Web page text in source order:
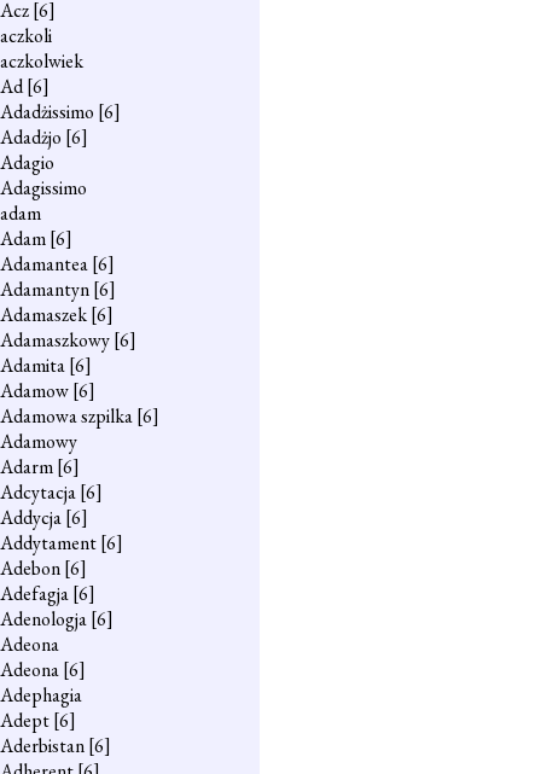
Acz[6]
aczkoli
aczkolwiek
Ad[6]
Adadżissimo [6]
Adadżjo [6]
Adagio
Adagissimo
adam
Adam[6]
Adamantea[6]
Adamantyn[6]
Adamaszek[6]
Adamaszkowy[6]
Adamita[6]
Adamow[6]
Adamowa szpilka[6]
Adamowy
Adarm[6]
Adcytacja[6]
Addycja[6]
Addytament[6]
Adebon[6]
Adefagja[6]
Adenologja[6]
Adeona
Adeona[6]
Adephagia
Adept[6]
Aderbistan[6]